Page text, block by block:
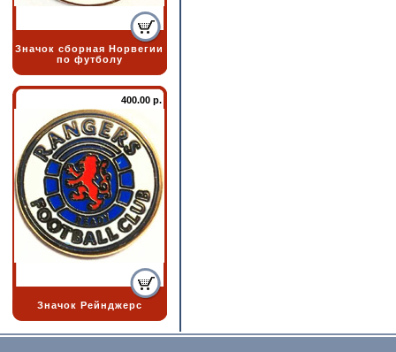
Значок сборная Норвегии
по футболу
400.00 р.
Значок Рейнджерс